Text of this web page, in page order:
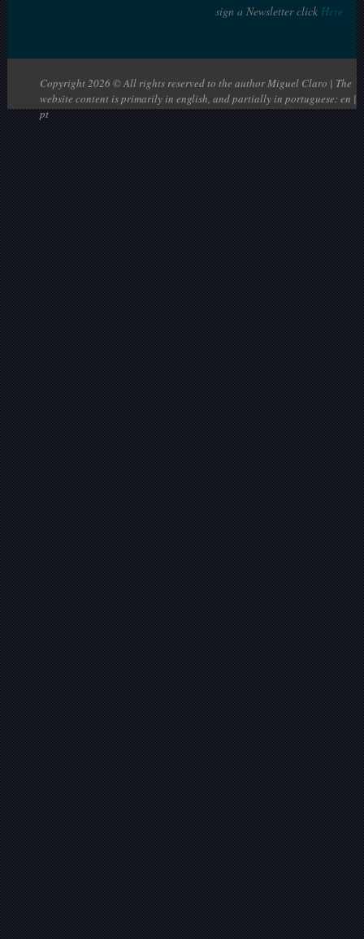
sign a Newsletter clickHere
Copyright 2026 © All rights reserved to the author Miguel Claro | The
website content is primarily in english, and partially in portuguese: en |
pt